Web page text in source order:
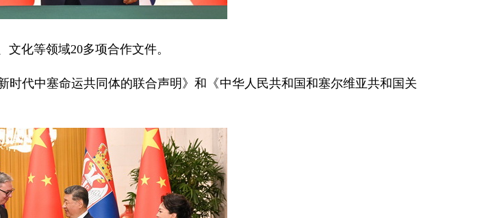
化等领域20多项合作文件。
代中塞命运共同体的联合声明》和《中华人民共和国和塞尔维亚共和国关